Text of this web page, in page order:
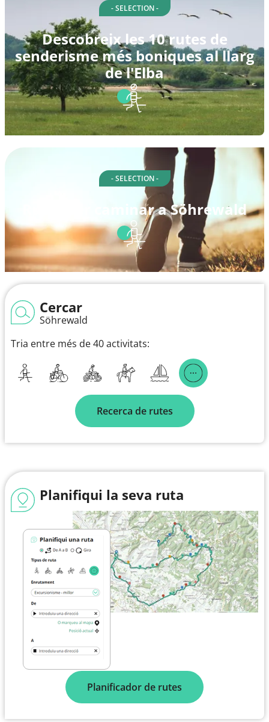
- SELECTION -
Descobreix les 10 rutes de
senderisme més boniques al llarg
de l'Elba
- SELECTION -
Rutes per caminar a Söhrewald
Cercar
Söhrewald
Tria entre més de 40 activitats:
Recerca de rutes
Planifiqui la seva ruta
Planificador de rutes